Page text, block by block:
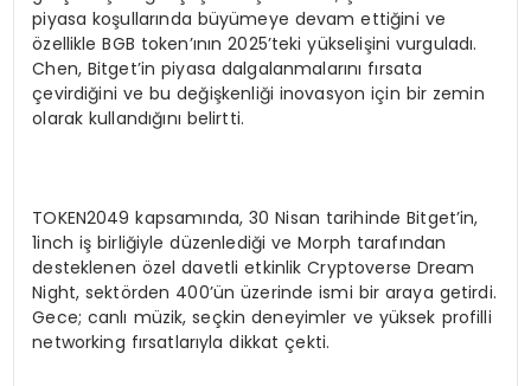
piyasa koşullarında büyümeye devam ettiğini ve
özellikle BGB token’ının 2025’teki yükselişini vurguladı.
Chen, Bitget’in piyasa dalgalanmalarını fırsata
çevirdiğini ve bu değişkenliği inovasyon için bir zemin
olarak kullandığını belirtti.
TOKEN2049 kapsamında, 30 Nisan tarihinde Bitget’in,
1inch iş birliğiyle düzenlediği ve Morph tarafından
desteklenen özel davetli etkinlik Cryptoverse Dream
Night, sektörden 400’ün üzerinde ismi bir araya getirdi.
Gece; canlı müzik, seçkin deneyimler ve yüksek profilli
networking fırsatlarıyla dikkat çekti.